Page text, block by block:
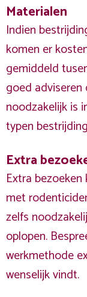
Materialen
Indien
komen er
gemiddeld
goed
noodzakelijk is
typen
Extra
Extra
met
zelfs
oplopen.
werkmethode
wenselijk vindt.